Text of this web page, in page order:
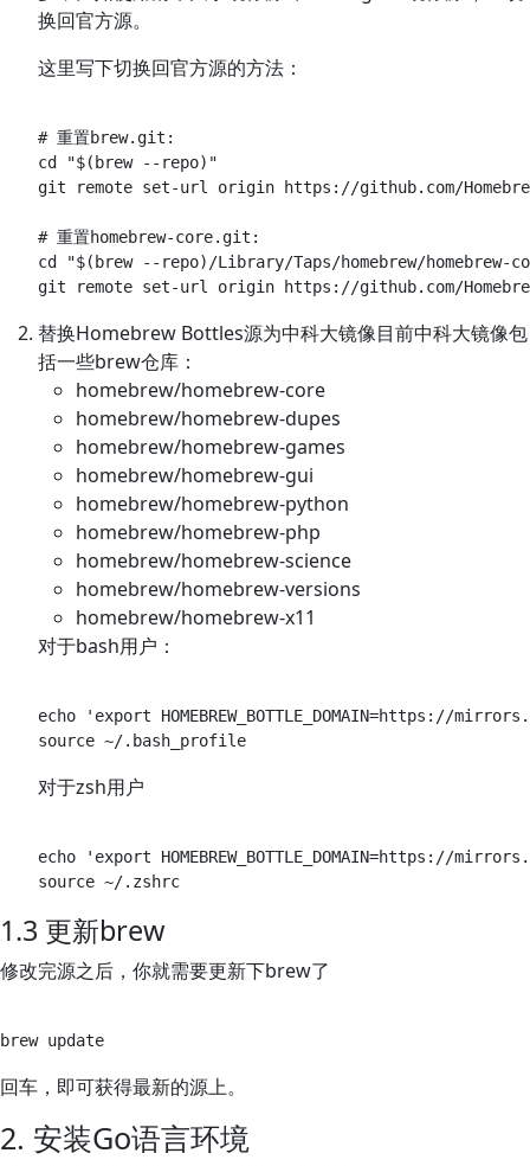
换回官方源。
这里写下切换回官方源的方法：
# 重置brew.git:
cd "$(brew --repo)"
git remote set-url origin https://github.com/
# 重置homebrew-core.git:
cd "$(brew --repo)/Library/Taps/homebrew/homebrew-
替换Homebrew Bottles源为中科大镜像目前中科大镜像包
括一些brew仓库：
homebrew/homebrew-core
homebrew/homebrew-dupes
homebrew/homebrew-games
homebrew/homebrew-gui
homebrew/homebrew-python
homebrew/homebrew-php
homebrew/homebrew-science
homebrew/homebrew-versions
homebrew/homebrew-x11
对于bash用户：
echo 'export HOMEBREW_BOTTLE_DOMAIN=https://
对于zsh用户
echo 'export HOMEBREW_BOTTLE_DOMAIN=https://
1.3 更新brew
修改完源之后，你就需要更新下brew了
回车，即可获得最新的源上。
2. 安装Go语言环境